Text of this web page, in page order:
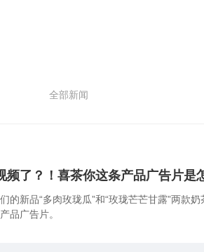
全部新闻
了？！喜茶你这条产品广告片是
的新品“多肉玫珑瓜”和“玫珑芒芒甘露”两款
品广告片。